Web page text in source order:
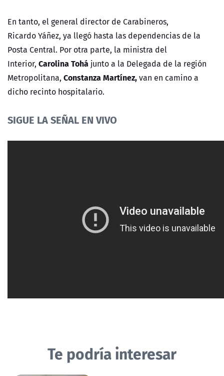
En tanto, elgeneral director de Carabineros,
RicardoYáñez, ya llegó hasta las dependencias de la
Posta Central. Por otra parte, la ministra del
Interior, Carolina Tohá junto a la Delegada de la región
Metropolitana, Constanza Martínez,van en camino a
dicho recinto hospitalario.
SIGUE LA SEÑAL EN VIVO
Te podría interesar